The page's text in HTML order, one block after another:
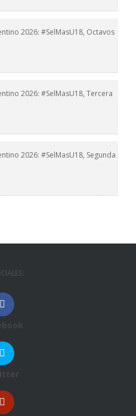
2026: #SelMasU18, Octavos
2026: #SelMasU18, Tercera
2026: #SelMasU18, Segunda